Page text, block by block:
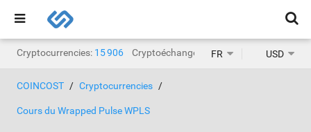
Cryptocurrencies: 15 906 Cryptoéchanges: 1 468
FR USD
COINCOST Cryptocurrencies
Cours du Wrapped Pulse WPLS